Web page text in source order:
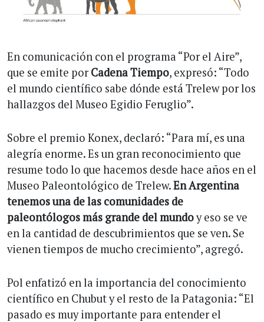
En comunicación con el programa “Por el Aire”,
que se emite porCadena Tiempo, expresó: “Todo
el mundo científico sabe dónde está Trelew por los
hallazgos del Museo Egidio Feruglio”.
Sobre el premio Konex, declaró: “Para mí, es una
alegría enorme. Es un gran reconocimiento que
resume todo lo que hacemos desde hace años en el
Museo Paleontológico de Trelew.En Argentina
tenemos una de las comunidades de
paleontólogos más grande del mundoy eso se ve
en la cantidad de descubrimientos que se ven. Se
vienen tiempos de mucho crecimiento”, agregó.
Pol enfatizó en la importancia del conocimiento
científico en Chubut y el resto de la Patagonia: “El
pasado es muy importante para entender el